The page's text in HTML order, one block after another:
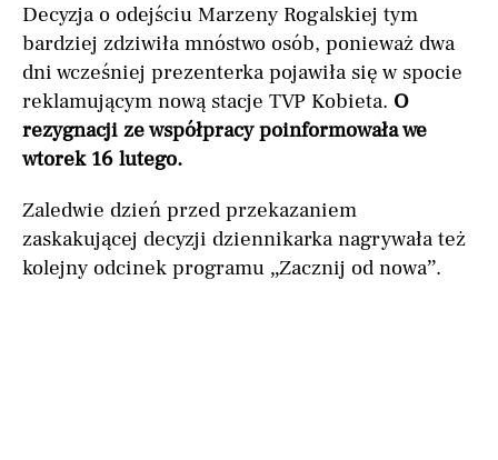
Decyzja o odejściu Marzeny Rogalskiej tym
bardziej zdziwiła mnóstwo osób, ponieważ dwa
dni wcześniej prezenterka pojawiła się w spocie
reklamującym nową stacje TVP Kobieta. O
rezygnacji ze współpracy poinformowała we
wtorek 16 lutego.
Zaledwie dzień przed przekazaniem
zaskakującej decyzji dziennikarka nagrywała też
kolejny odcinek programu „Zacznij od nowa”.